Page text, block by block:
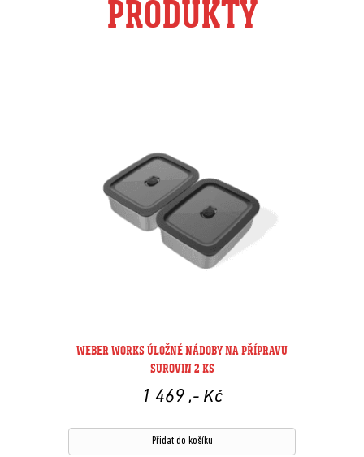
PRODUKTY
WEBER WORKS ÚLOŽNÉ NÁDOBY NA PŘÍPRAVU
SUROVIN 2 KS
1 469 ,- Kč
Přidat do košíku